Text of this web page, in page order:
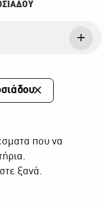
που να
ξανά.